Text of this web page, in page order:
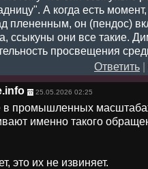
А когда есть
плененным, он (пендос)
ссыкуны они все такие.
просвещения
Ответить
25.05.2026 02:25
промышленных
именно такого
это их не извиняет.